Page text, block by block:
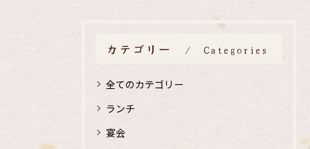
カテゴリー Categories
全てのカテゴリー
ランチ
宴会